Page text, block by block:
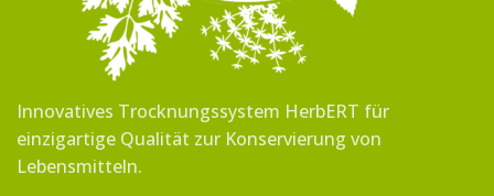
Innovatives Trocknungssystem HerbERT für
einzigartige Qualität zur Konservierung von
Lebensmitteln.